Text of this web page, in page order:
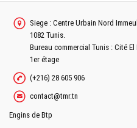
Siege : Centre Urbain Nord
1082 Tunis.
Bureau commercial Tunis : Cité
1er étage
(+216) 28 605 906
contact@tmr.tn
Engins de Btp